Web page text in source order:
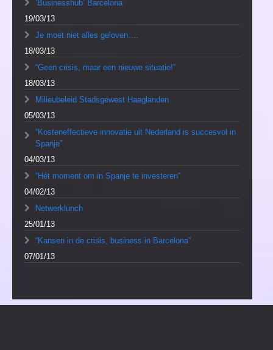
‘Businesshub’ Barcelona
19/03/13
Je moet niet alles geloven….
18/03/13
“Geen crisis, maar een nieuwe situatie!”
18/03/13
Milieubeleid Stadsgewest Haaglanden
05/03/13
“Kosteneffectieve innovatie uit Nederland is succesvol in
Spanje”
04/03/13
“Hét moment om in Spanje te investeren”
04/02/13
Netwerklunch
25/01/13
“Kansen in de crisis, business in Barcelona”
07/01/13